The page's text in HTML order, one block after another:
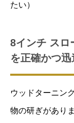
たい）
8インチ スロ
を正確かつ迅
ウッドターニン
物の研ぎがあり